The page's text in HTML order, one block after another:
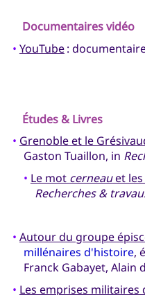
Documentaires vidéo
• YouTube:
Études & Livres
• Grenoble et le
Gaston Tuaillon, in
• Le mot cerneauet les
Recherches &
• Autour du groupe
millénaires d'histoire,
Franck Gabayet, Alain
• Les emprises